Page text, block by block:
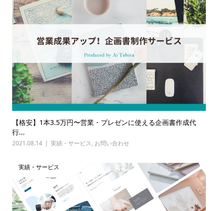
【格安】1本3.5万円〜営業・プレゼンに使える企画書作成代
行...
2021.08.14 実績・サービス, お問い合わせ
実績・サービス